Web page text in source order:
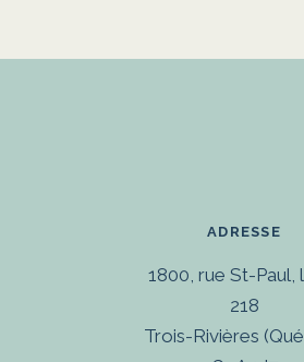
ADRESSE
1800, rue St-Paul,
218
Trois-Rivières